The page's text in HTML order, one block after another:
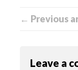
← Previous
Leave a